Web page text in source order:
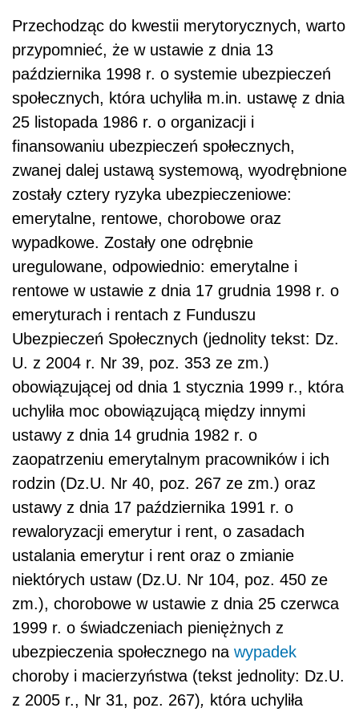
Przechodząc do kwestii merytorycznych, warto
przypomnieć, że w ustawie z dnia 13
października 1998 r. o systemie ubezpieczeń
społecznych, która uchyliła m.in. ustawę z dnia
25 listopada 1986 r. o organizacji i
finansowaniu ubezpieczeń społecznych,
zwanej dalej ustawą systemową, wyodrębnione
zostały cztery ryzyka ubezpieczeniowe:
emerytalne, rentowe, chorobowe oraz
wypadkowe. Zostały one odrębnie
uregulowane, odpowiednio: emerytalne i
rentowe w ustawie z dnia 17 grudnia 1998 r. o
emeryturach i rentach z Funduszu
Ubezpieczeń Społecznych (jednolity tekst: Dz.
U. z 2004 r. Nr 39, poz. 353 ze zm.)
obowiązującej od dnia 1 stycznia 1999 r., która
uchyliła moc obowiązującą między innymi
ustawy z dnia 14 grudnia 1982 r. o
zaopatrzeniu emerytalnym pracowników i ich
rodzin (Dz.U. Nr 40, poz. 267 ze zm.) oraz
ustawy z dnia 17 października 1991 r. o
rewaloryzacji emerytur i rent, o zasadach
ustalania emerytur i rent oraz o zmianie
niektórych ustaw (Dz.U. Nr 104, poz. 450 ze
zm.), chorobowe w ustawie z dnia 25 czerwca
1999 r. o świadczeniach pieniężnych z
ubezpieczenia społecznego na wypadek
choroby i macierzyństwa (tekst jednolity: Dz.U.
z 2005 r., Nr 31, poz. 267), która uchyliła